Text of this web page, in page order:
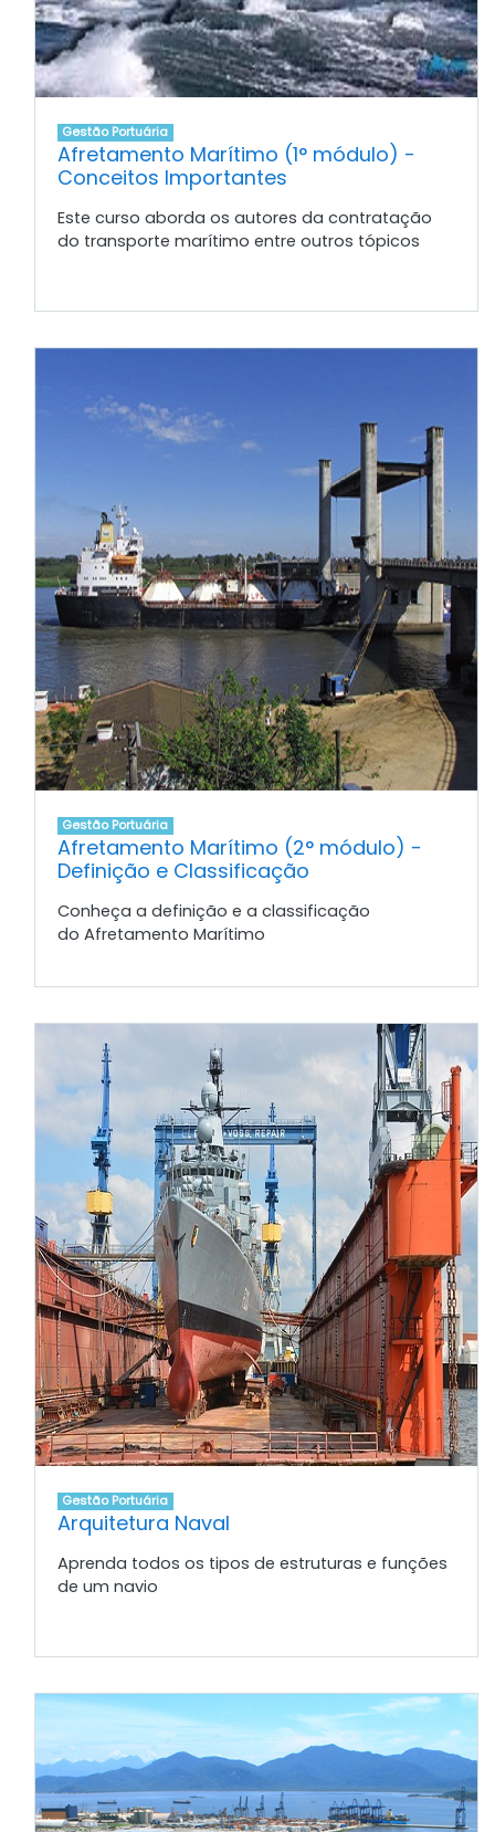
Gestão Portuária
Afretamento Marítimo (1° módulo) -
Conceitos Importantes
Este curso aborda os autores da contratação
do transporte marítimo entre outros tópicos
Gestão Portuária
Afretamento Marítimo (2° módulo) -
Definição e Classificação
Conheça a definição e a classificação
do Afretamento Marítimo
Gestão Portuária
Arquitetura Naval
Aprenda todos os tipos de estruturas e funções
de um navio